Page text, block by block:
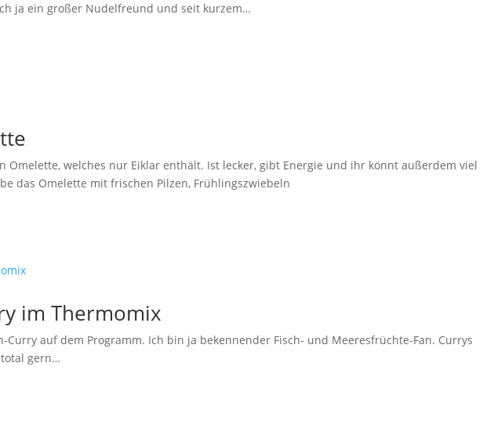
ja ein großer Nudelfreund und seit kurzem…
Omelette, welches nur Eiklar enthält. Ist lecker, gibt Energie und ihr könnt außerdem viel
das Omelette mit frischen Pilzen, Frühlingszwiebeln
im Thermomix
Curry auf dem Programm. Ich bin ja bekennender Fisch- und Meeresfrüchte-Fan. Currys
gern…